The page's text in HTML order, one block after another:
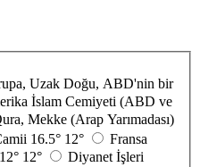
Uzak Doğu, ABD'nin bir
İslam Cemiyeti (ABD ve
Mekke (Arap Yarımadası)
16.5° 12°
Fransa
12° 12°
Diyanet İşleri